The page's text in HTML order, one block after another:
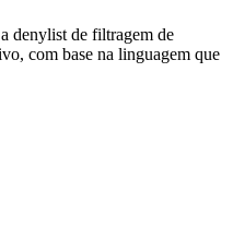
denylist de filtragem de
com base na linguagem que